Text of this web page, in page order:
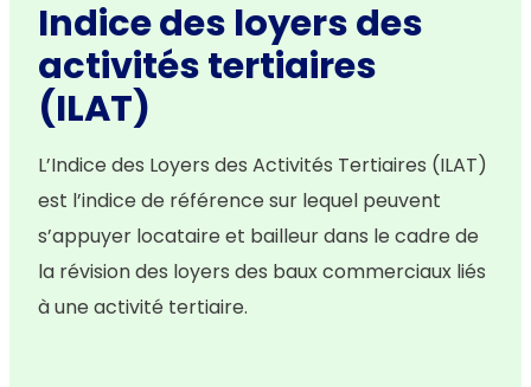
Indice des loyers des
activités tertiaires
(ILAT)
L’Indice des Loyers des Activités Tertiaires (ILAT)
est l’indice de référence sur lequel peuvent
s’appuyer locataire et bailleur dans le cadre de
la révision des loyers des baux commerciaux liés
à une activité tertiaire.